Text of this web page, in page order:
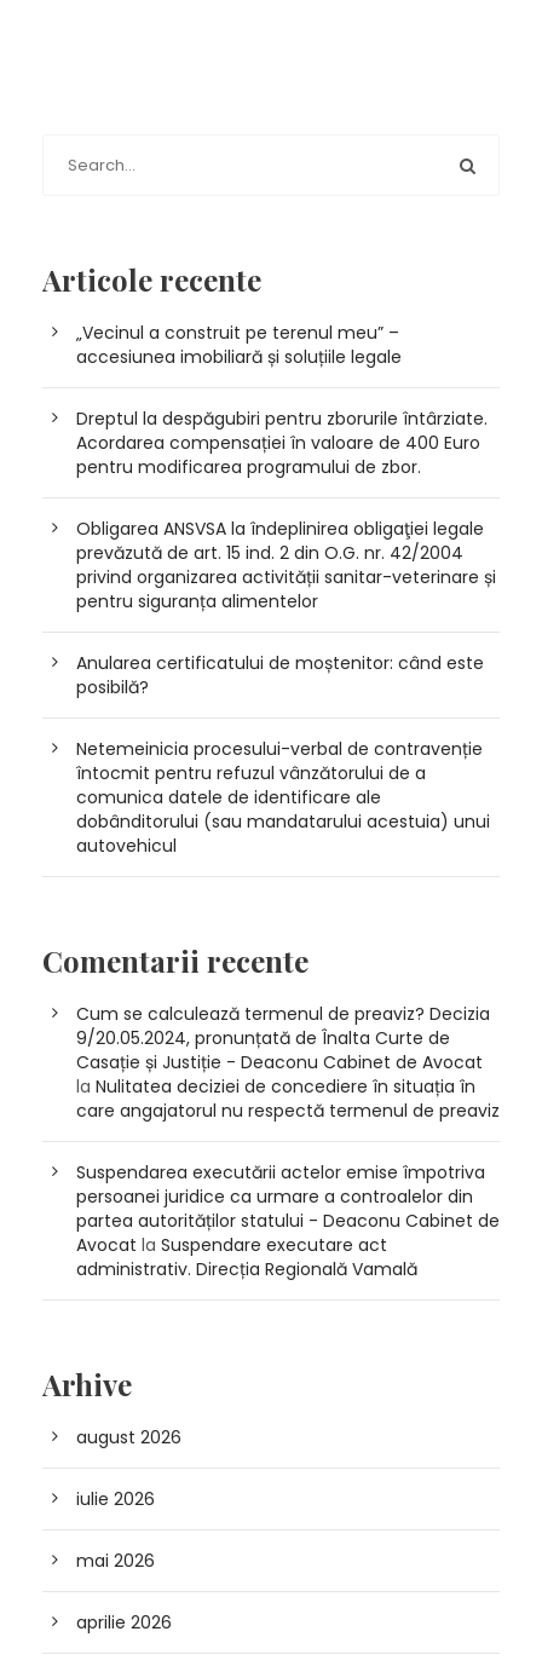
Articole recente
„Vecinul a construit pe terenul meu” –
accesiunea imobiliară și soluțiile legale
Dreptul la despăgubiri pentru zborurile întârziate.
Acordarea compensației în valoare de 400 Euro
pentru modificarea programului de zbor.
Obligarea ANSVSA la îndeplinirea obligaţiei legale
prevăzută de art. 15 ind. 2 din O.G. nr. 42/2004
privind organizarea activității sanitar-veterinare și
pentru siguranța alimentelor
Anularea certificatului de moștenitor: când este
posibilă?
Netemeinicia procesului-verbal de contravenție
întocmit pentru refuzul vânzătorului de a
comunica datele de identificare ale
dobânditorului (sau mandatarului acestuia) unui
autovehicul
Comentarii recente
Cum se calculează termenul de preaviz? Decizia
9/20.05.2024, pronunțată de Înalta Curte de
Casație și Justiție - Deaconu Cabinet de Avocat
la Nulitatea deciziei de concediere în situația în
care angajatorul nu respectă termenul de preaviz
Suspendarea executării actelor emise împotriva
persoanei juridice ca urmare a controalelor din
partea autorităților statului - Deaconu Cabinet de
Avocat la Suspendare executare act
administrativ. Direcția Regională Vamală
Arhive
august 2026
iulie 2026
mai 2026
aprilie 2026